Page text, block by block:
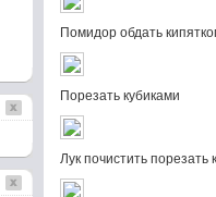
Помидор обдать
Порезать кубиками
Лук почистить порезать